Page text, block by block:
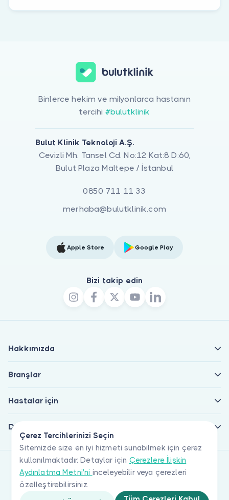
Çerez Tercihlerinizi Seçin
Sitemizde size en iyi hizmeti sunabilmek için çerez
kullanılmaktadır. Detaylar için Çerezlere İlişkin
Aydınlatma Metni'ni inceleyebilir veya çerezleri
özelleştirebilirsiniz.
Binlerce hekim ve milyonlarca hastanın
tercihi #bulutklinik
Bulut Klinik Teknoloji A.Ş.
Cevizli Mh. Tansel Cd. No:12 Kat:8 D:60,
Bulut Plaza Maltepe / İstanbul
0850 711 11 33
merhaba@bulutklinik.com
Apple Store Google Play
Bizi takip edin
Hakkımızda
Branşlar
Hastalar için
Doktorlar için